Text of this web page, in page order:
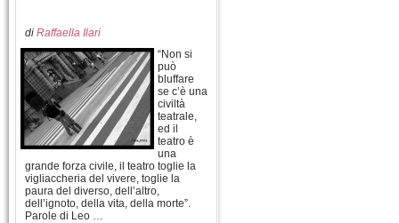
di Raffaella Ilari
“Non si
può
bluffare
se c’è una
civiltà
teatrale,
ed il
teatro è
una
grande forza civile, il teatro toglie la
vigliaccheria del vivere, toglie la
paura del diverso, dell’altro,
dell’ignoto, della vita, della morte”.
Parole di Leo …